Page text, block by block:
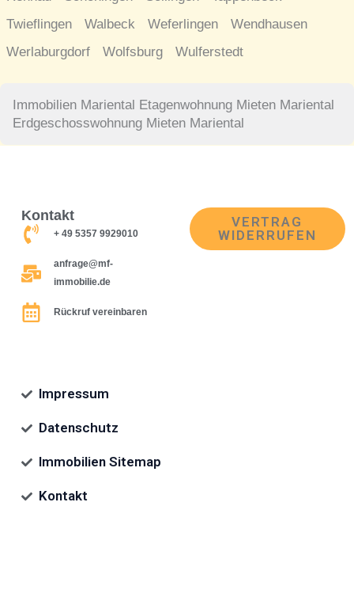
Twieflingen
Walbeck Weferlingen
Wendhausen
Werlaburgdorf
Wolfsburg Wulferstedt
Immobilien Mariental Etagenwohnung Mieten Mariental
Erdgeschosswohnung Mieten Mariental
Kontakt
+ 49 5357 9929010
anfrage@mf-
immobilie.de
Rückruf vereinbaren
VERTRAG
WIDERRUFEN
Impressum
Datenschutz
Immobilien Sitemap
Kontakt